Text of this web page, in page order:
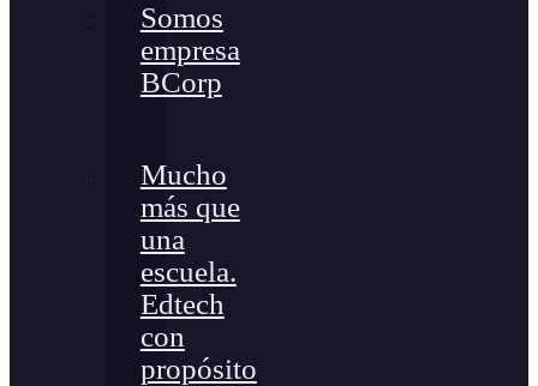
Somos
empresa
BCorp
Mucho
más que
una
escuela.
Edtech
con
propósito